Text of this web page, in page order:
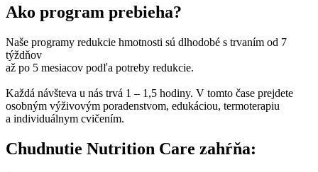
Ako program prebieha?
Naše programy redukcie hmotnosti sú dlhodobé s trvaním od 7
týždňov
až po 5 mesiacov podľa potreby redukcie.
Každá návšteva u nás trvá 1 – 1,5 hodiny. V tomto čase prejdete
osobným výživovým poradenstvom, edukáciou, termoterapiu
a individuálnym cvičením.
Chudnutie Nutrition Care zahŕňa: